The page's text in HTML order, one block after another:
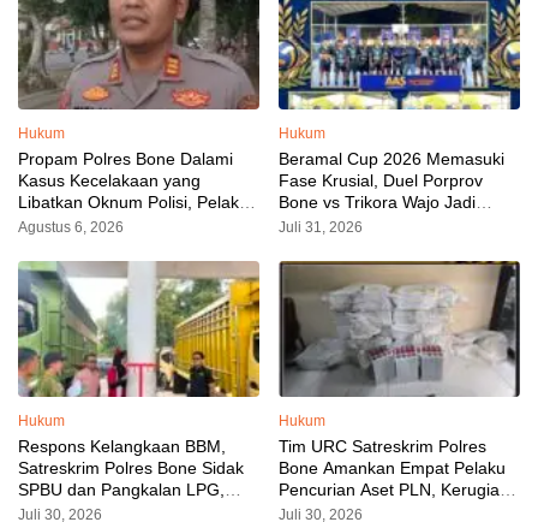
Hukum
Propam Polres Bone Dalami
Kasus Kecelakaan yang
Libatkan Oknum Polisi, Pelaku
Sudah Diamankan
Agustus 6, 2026
Hukum
Beramal Cup 2026 Memasuki
Fase Krusial, Duel Porprov
Bone vs Trikora Wajo Jadi
Sorotan Malam Ini
Juli 31, 2026
Hukum
Respons Kelangkaan BBM,
Satreskrim Polres Bone Sidak
SPBU dan Pangkalan LPG,
AKP Alvin Aji Imbau Pengelola
Juli 30, 2026
Hukum
Tim URC Satreskrim Polres
Bone Amankan Empat Pelaku
Pencurian Aset PLN, Kerugian
Ditaksir Capai Rp 3 Milyar
Juli 30, 2026